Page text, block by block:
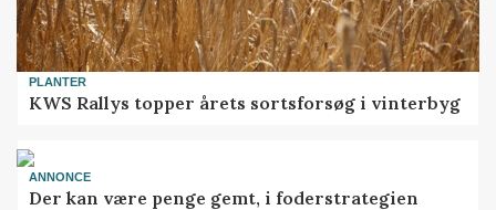
PLANTER
KWS Rallys topper årets sortsforsøg i vinterbyg
ANNONCE
Der kan være penge gemt, i foderstrategien